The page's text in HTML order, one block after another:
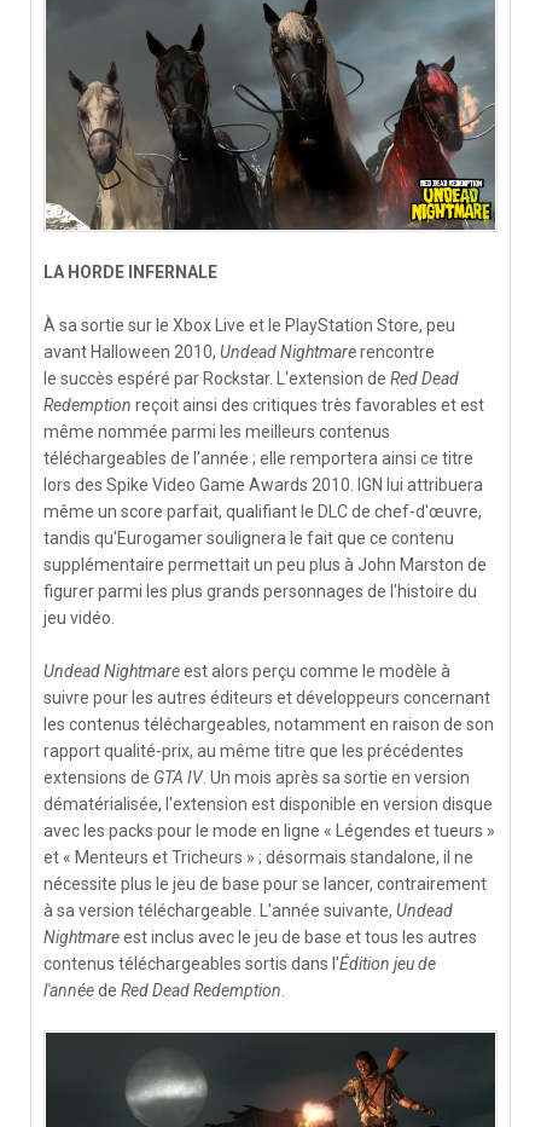
LA HORDE INFERNALE
À sa sortie sur le Xbox Live et le PlayStation Store, peu
avant Halloween 2010, Undead Nightmarerencontre
le succès espéré par Rockstar. L'extension de Red Dead
Redemption reçoit ainsi des critiques très favorables et est
même nommée parmi les meilleurs contenus
téléchargeables de l'année ; elle remportera ainsi ce titre
lors des Spike Video Game Awards 2010. IGN lui attribuera
même un score parfait, qualifiant le DLC de chef-d'œuvre,
tandis qu'Eurogamer soulignera le fait que ce contenu
supplémentaire permettait un peu plus à John Marston de
figurer parmi les plus grands personnages de l'histoire du
jeu vidéo.
Undead Nightmareest alors perçu comme le modèle à
suivre pour les autres éditeurs et développeurs concernant
les contenus téléchargeables, notamment en raison de son
rapport qualité-prix, au même titre que les précédentes
extensions de GTA IV. Un mois après sa sortie en version
dématérialisée, l'extension est disponible en version disque
avec les packs pour le mode en ligne « Légendes et tueurs »
et « Menteurs et Tricheurs » ; désormais standalone, il ne
nécessite plus le jeu de base pour se lancer, contrairement
à sa version téléchargeable. L'année suivante, Undead
Nightmareest inclus avec le jeu de base et tous les autres
contenus téléchargeables sortis dans l'Édition jeu de
l'annéede Red Dead Redemption